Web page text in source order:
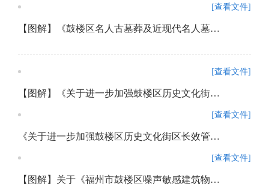
[查看文件]
【图解】《鼓楼区名人古墓葬及近现代名人墓葬保护管理办法》政策解读
[查看文件]
【图解】《关于进一步加强鼓楼区历史文化街区长效管理实施办法》
[查看文件]
《关于进一步加强鼓楼区历史文化街区长效管理实施办法》政策解读
[查看文件]
【图解】关于《福州市鼓楼区噪声敏感建筑物集中区域划定方案》的通知